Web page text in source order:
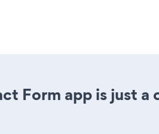
Form app is just a